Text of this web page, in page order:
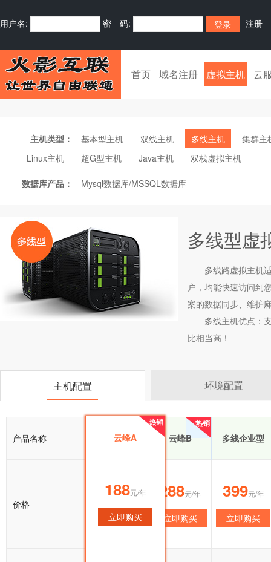
用户名: 密 码: 注册
首页 域名注册 虚拟主机 云
主机类型： 基本型主机 双线主机 多线主机
集群主
Linux主机
超G型主机 Java主机 双栈虚拟主机
数据库产品： Mysql数据库/MSSQL数据库
多线型虚
多线路虚拟主机
户，均能快速访问到
案的数据同步、维护
多线主机优点：
比相当高！
主机配置 环境配置
产品名称
热销
云峰A
热销
云峰B 多线企业型
价格
188元/年
立即购买
288元/年
立即购买
399元/年
立即购买
热销
云峰A
188元/年
立即购买